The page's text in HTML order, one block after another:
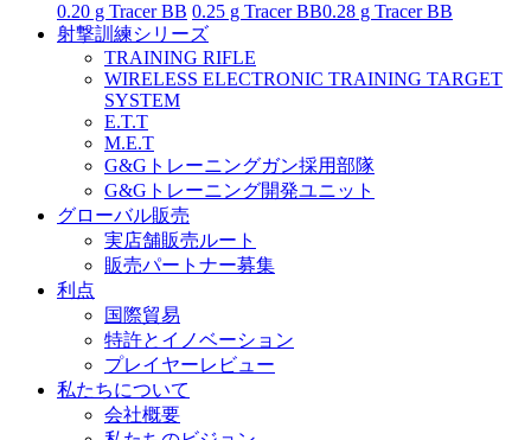
0.20 g Tracer BB 0.25 g Tracer BB0.28 g Tracer BB
射撃訓練シリーズ
TRAINING RIFLE
WIRELESS ELECTRONIC TRAINING TARGET
SYSTEM
E.T.T
M.E.T
G&Gトレーニングガン採用部隊
G&Gトレーニング開発ユニット
グローバル販売
実店舗販売ルート
販売パートナー募集
利点
国際貿易
特許とイノベーション
プレイヤーレビュー
私たちについて
会社概要